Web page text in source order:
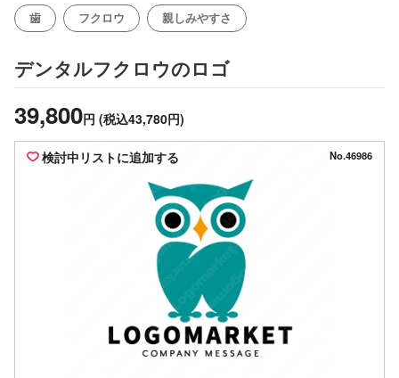
歯 フクロウ 親しみやすさ
デンタルフクロウのロゴ
39,800円 (税込43,780円)
検討中リストに追加する No.46986